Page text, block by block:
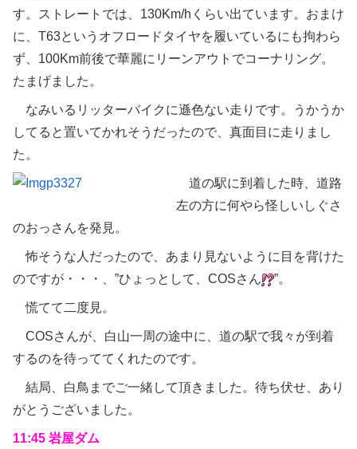
す。ストレートでは、130Km/hくらい出ています。おまけ
に、T63というオフロードタイヤを履いているにも拘わら
ず、100Km前後で華麗にリーンアウトでコーナリング。
たまげました。
なみいるリッターバイクに遜色ない走りです。うかうか
してると置いてかれそうだったので、真面目に走りまし
た。
道の駅に到着した時、道路
左の方に何やら怪しいしぐさ
のおっさんを発見。
怖そうな人だったので、あまり見ないように目を背けた
のですが・・・、”ひょっとして、COSさん
”。
慌てて二度見。
COSさんが、白山一周の途中に、道の駅で我々が到着
するのを待っててくれたのです。
結局、白鳥までご一緒して頂きました。待ち伏せ、あり
がとうございました。
11:45 岩屋ダム